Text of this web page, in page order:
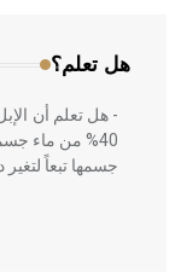
هل تعلم؟
- هل تعلم أن
40% من ماء
جسمها تبعاً